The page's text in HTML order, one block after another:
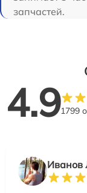
запчастей.
4.91799
Иванов